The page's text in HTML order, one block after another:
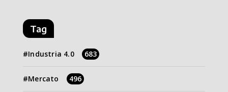
Tag
Industria 4.0 683
Mercato 496